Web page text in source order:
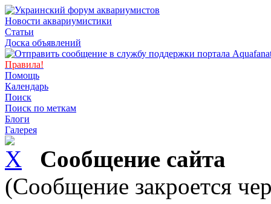
Новости аквариумистики
Статьи
Доска объявлений
Правила!
Помощь
Календарь
Поиск
Поиск по меткам
Блоги
Галерея
Сообщение сайта
(Сообщение закроется